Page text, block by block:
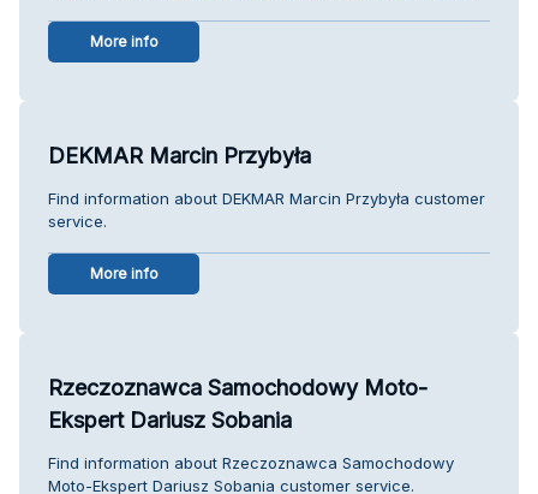
More info
DEKMAR Marcin Przybyła
Find information about DEKMAR Marcin Przybyła customer
service.
More info
Rzeczoznawca Samochodowy Moto-
Ekspert Dariusz Sobania
Find information about Rzeczoznawca Samochodowy
Moto-Ekspert Dariusz Sobania customer service.